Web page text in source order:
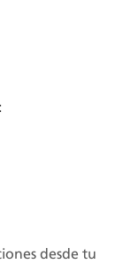
desde tu